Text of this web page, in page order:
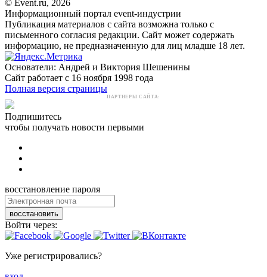
© Event.ru, 2026
Информационный портал event-индустрии
Публикация материалов с сайта возможна только с
письменного согласия редакции. Сайт может содержать
информацию, не предназначенную для лиц младше 18 лет.
Основатели: Андрей и Виктория Шешенины
Сайт работает с 16 ноября 1998 года
Полная версия страницы
ПАРТНЕРЫ САЙТА:
Подпишитесь
чтобы получать новости первыми
восстановление пароля
восстановить
Войти через:
Уже регистрировались?